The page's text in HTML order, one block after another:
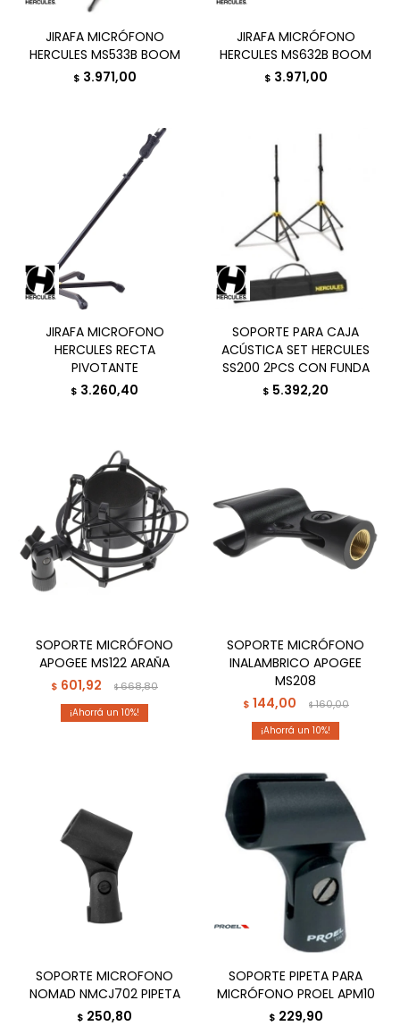
JIRAFA MICRÓFONO
HERCULES MS533B BOOM
$ 3.971,00
JIRAFA MICRÓFONO
HERCULES MS632B BOOM
$ 3.971,00
JIRAFA MICROFONO
HERCULES RECTA
PIVOTANTE
$ 3.260,40
SOPORTE PARA CAJA
ACÚSTICA SET HERCULES
SS200 2PCS CON FUNDA
$ 5.392,20
SOPORTE MICRÓFONO
APOGEE MS122 ARAÑA
$ 601,92 $668,80
10
SOPORTE MICRÓFONO
INALAMBRICO APOGEE
MS208
$ 144,00 $160,00
10
SOPORTE MICROFONO
NOMAD NMCJ702 PIPETA
$ 250,80
SOPORTE PIPETA PARA
MICRÓFONO PROEL APM10
$ 229,90